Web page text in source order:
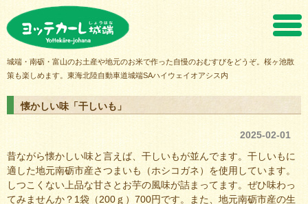
城端・南砺・富山のお土産や地元のお米で作った自慢のおむすびをどうぞ。桜ヶ池散
策も楽しめます。東海北陸自動車道城端SAハイウェイオアシス内
懐かしい味「干しいも」
2025-02-01
昔ながら懐かしい味と言えば、干しいもが並んでます。干しいもに
適した地元南砺市産さつまいも（ホシコガネ）を使用しています。
しつこくない上品な甘さとお芋の風味が詰まってます。ぜひ味わっ
てみませんか？1袋（200ｇ）700円です。また、地元南砺市産の生